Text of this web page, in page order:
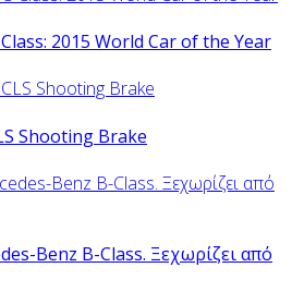
2015 World Car of the Year
Shooting Brake
Benz B-Class. Ξεχωρίζει από